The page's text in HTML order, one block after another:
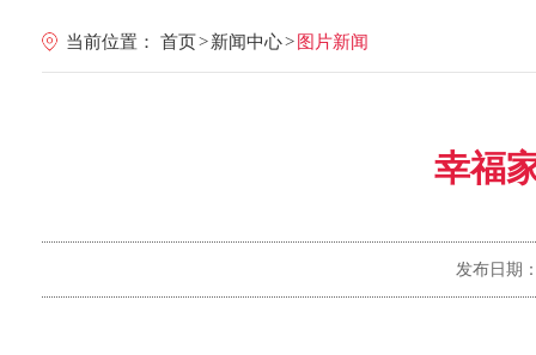
当前位置： 首页>新闻中心> 图片新闻
幸福
发布日期